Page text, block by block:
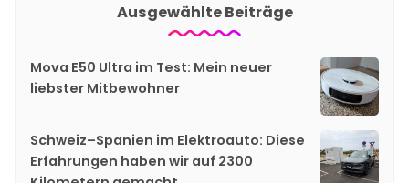
Ausgewählte Beiträge
Mova E50 Ultra im Test: Mein neuer
liebster Mitbewohner
Schweiz–Spanien im Elektroauto: Diese
Erfahrungen haben wir auf 2300